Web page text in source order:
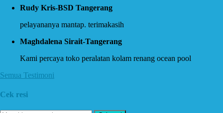
Rudy Kris-BSD Tangerang
pelayananya mantap. terimakasih
Maghdalena Sirait-Tangerang
Kami percaya toko peralatan kolam renang ocean pool
Semua Testimoni
Cek resi